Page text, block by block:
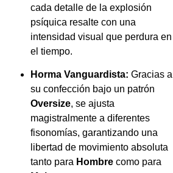
cada detalle de la explosión
psíquica resalte con una
intensidad visual que perdura en
el tiempo.
Horma Vanguardista: Gracias a
su confección bajo un patrón
Oversize, se ajusta
magistralmente a diferentes
fisonomías, garantizando una
libertad de movimiento absoluta
tanto para Hombre como para